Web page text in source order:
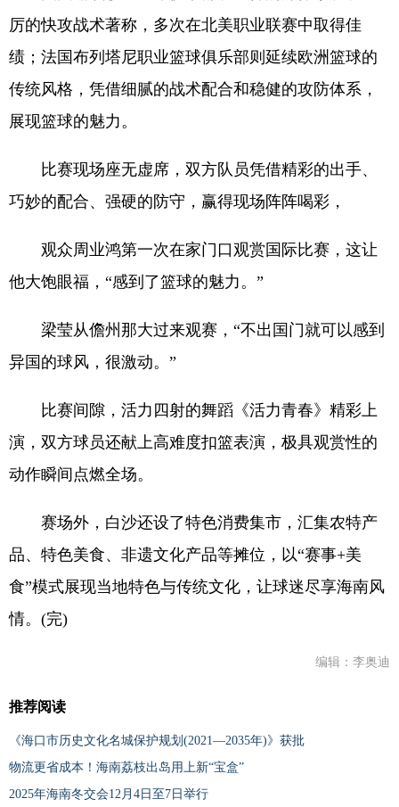
厉的快攻战术著称，多次在北美职业联赛中取得佳
绩；法国布列塔尼职业篮球俱乐部则延续欧洲篮球的
传统风格，凭借细腻的战术配合和稳健的攻防体系，
展现篮球的魅力。
比赛现场座无虚席，双方队员凭借精彩的出手、
巧妙的配合、强硬的防守，赢得现场阵阵喝彩，
观众周业鸿第一次在家门口观赏国际比赛，这让
他大饱眼福，“感到了篮球的魅力。”
梁莹从儋州那大过来观赛，“不出国门就可以感到
异国的球风，很激动。”
比赛间隙，活力四射的舞蹈《活力青春》精彩上
演，双方球员还献上高难度扣篮表演，极具观赏性的
动作瞬间点燃全场。
赛场外，白沙还设了特色消费集市，汇集农特产
品、特色美食、非遗文化产品等摊位，以“赛事+美
食”模式展现当地特色与传统文化，让球迷尽享海南风
情。(完)
编辑：李奥迪
推荐阅读
《海口市历史文化名城保护规划(2021—2035年)》获批
物流更省成本！海南荔枝出岛用上新“宝盒”
2025年海南冬交会12月4日至7日举行